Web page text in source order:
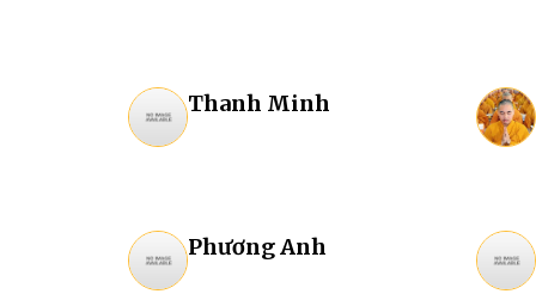
Thanh Minh
Phương Anh